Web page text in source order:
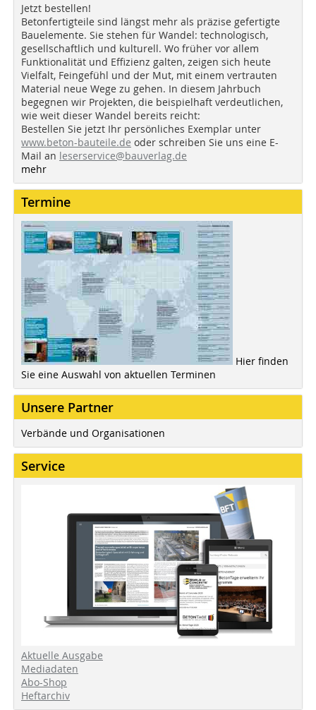
Jetzt bestellen!
Betonfertigteile sind längst mehr als präzise gefertigte
Bauelemente. Sie stehen für Wandel: technologisch,
gesellschaftlich und kulturell. Wo früher vor allem
Funktionalität und Effizienz galten, zeigen sich heute
Vielfalt, Feingefühl und der Mut, mit einem vertrauten
Material neue Wege zu gehen. In diesem Jahrbuch
begegnen wir Projekten, die beispielhaft verdeutlichen,
wie weit dieser Wandel bereits reicht:
Bestellen Sie jetzt Ihr persönliches Exemplar unter
www.beton-bauteile.de oder schreiben Sie uns eine E-
Mail an leserservice@bauverlag.de
mehr
Termine
Hier finden
Sie eine Auswahl von aktuellen Terminen
Unsere Partner
Verbände und Organisationen
Service
Aktuelle Ausgabe
Mediadaten
Abo-Shop
Heftarchiv